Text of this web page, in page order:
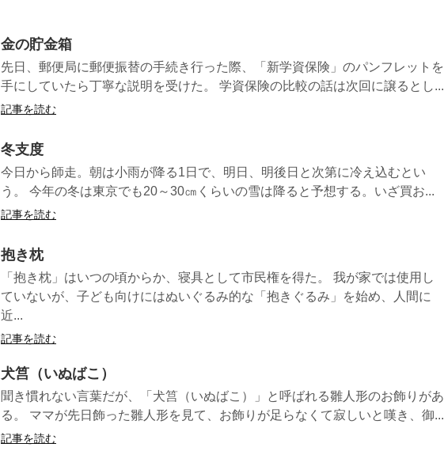
金の貯金箱
先日、郵便局に郵便振替の手続き行った際、「新学資保険」のパンフレットを
手にしていたら丁寧な説明を受けた。 学資保険の比較の話は次回に譲るとし...
記事を読む
冬支度
今日から師走。朝は小雨が降る1日で、明日、明後日と次第に冷え込むとい
う。 今年の冬は東京でも20～30㎝くらいの雪は降ると予想する。いざ買お...
記事を読む
抱き枕
「抱き枕」はいつの頃からか、寝具として市民権を得た。 我が家では使用し
ていないが、子ども向けにはぬいぐるみ的な「抱きぐるみ」を始め、人間に
近...
記事を読む
犬筥（いぬばこ）
聞き慣れない言葉だが、「犬筥（いぬばこ）」と呼ばれる雛人形のお飾りがあ
る。 ママが先日飾った雛人形を見て、お飾りが足らなくて寂しいと嘆き、御...
記事を読む